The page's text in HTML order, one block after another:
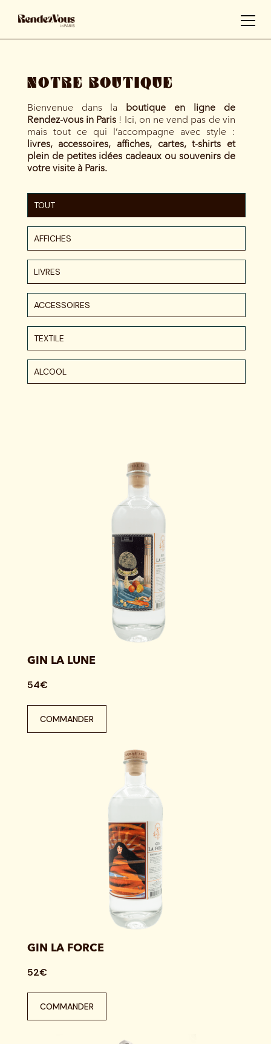
NOTRE BOUTIQUE
Bienvenue dans la boutique en ligne de
Rendez-vous in Paris ! Ici, on ne vend pas de vin
mais tout ce qui l’accompagne avec style :
livres, accessoires, affiches, cartes, t-shirts et
plein de petites idées cadeaux ou souvenirs de
votre visite à Paris.
TOUT
AFFICHES
LIVRES
ACCESSOIRES
TEXTILE
ALCOOL
GIN LA LUNE
54€
COMMANDER
GIN LA FORCE
52€
COMMANDER